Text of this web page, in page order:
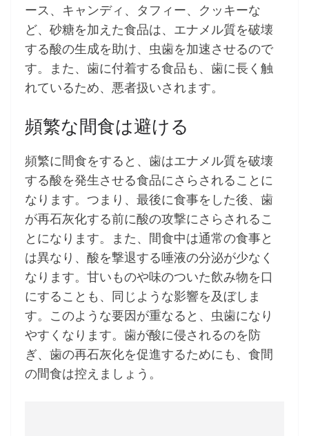
ース、キャンディ、タフィー、クッキーな
ど、砂糖を加えた食品は、エナメル質を破壊
する酸の生成を助け、虫歯を加速させるので
す。また、歯に付着する食品も、歯に長く触
れているため、悪者扱いされます。
頻繁な間食は避ける
頻繁に間食をすると、歯はエナメル質を破壊
する酸を発生させる食品にさらされることに
なります。つまり、最後に食事をした後、歯
が再石灰化する前に酸の攻撃にさらされるこ
とになります。また、間食中は通常の食事と
は異なり、酸を撃退する唾液の分泌が少なく
なります。甘いものや味のついた飲み物を口
にすることも、同じような影響を及ぼしま
す。このような要因が重なると、虫歯になり
やすくなります。歯が酸に侵されるのを防
ぎ、歯の再石灰化を促進するためにも、食間
の間食は控えましょう。